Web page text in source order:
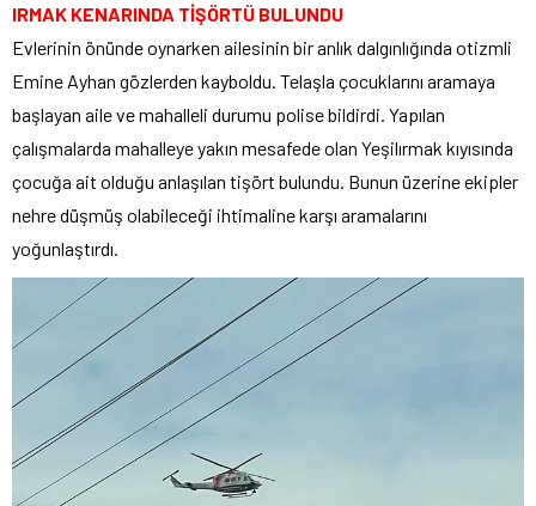
IRMAK KENARINDA TİŞÖRTÜ BULUNDU
Evlerinin önünde oynarken ailesinin bir anlık dalgınlığında otizmli
Emine Ayhan gözlerden kayboldu. Telaşla çocuklarını aramaya
başlayan aile ve mahalleli durumu polise bildirdi. Yapılan
çalışmalarda mahalleye yakın mesafede olan Yeşilırmak kıyısında
çocuğa ait olduğu anlaşılan tişört bulundu. Bunun üzerine ekipler
nehre düşmüş olabileceği ihtimaline karşı aramalarını
yoğunlaştırdı.